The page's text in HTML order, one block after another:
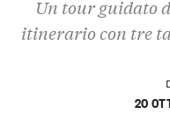
Un tour guidato
itinerario con tre
20